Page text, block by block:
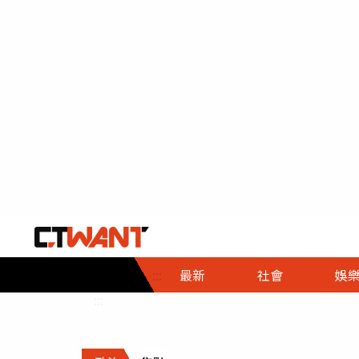
::: 最新 社會
社會首頁
時事
調查
娛樂
娛樂首頁
即時
財經首頁
熱線
政